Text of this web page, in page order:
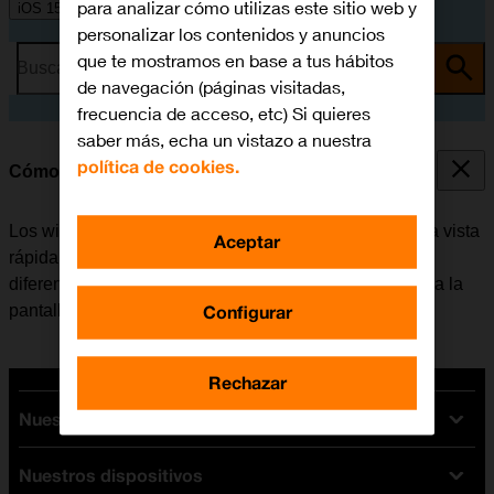
iOS 15.0
Busca por problema o tema
Cómo utilizar los widgets
Los widgets del móvil se pueden utilizar para tener una vista
rápida de las apps favoritas. Es posible elegir entre
diferentes tamaños de widgets, agruparlos y añadirlos a la
pantalla de inicio.
Nuestras tarifas
Tarifas Orange
Nuestros dispositivos
para analizar cómo utilizas este sitio web y
personalizar los contenidos y anuncios
que te mostramos en base a tus hábitos
de navegación (páginas visitadas,
frecuencia de acceso, etc) Si quieres
saber más, echa un vistazo a nuestra
política de cookies.
Configurar
Rechazar
Aceptar